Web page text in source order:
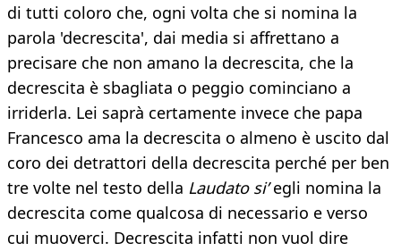
di tutti coloro che, ogni volta che si nomina la
parola 'decrescita', dai media si affrettano a
precisare che non amano la decrescita, che la
decrescita è sbagliata o peggio cominciano a
irriderla. Lei saprà certamente invece che papa
Francesco ama la decrescita o almeno è uscito dal
coro dei detrattori della decrescita perché per ben
tre volte nel testo della Laudato si’egli nomina la
decrescita come qualcosa di necessario e verso
cui muoverci. Decrescita infatti non vuol dire